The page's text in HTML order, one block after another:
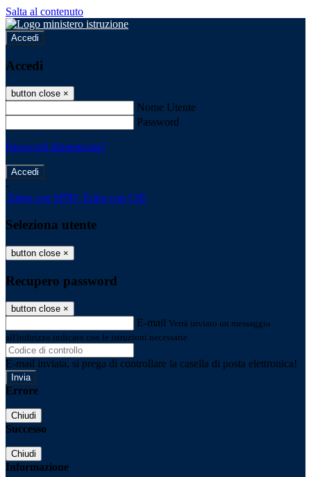
Salta al contenuto
Accedi
Accedi
button close ×
Nome Utente
Password
Password dimenticata?
-
Entra con SPID Entra con CIE
Seleziona utente
button close ×
Recupero password
button close ×
E-mail Verrà inviato un messaggio
all'indirizzo indicato con le istruzioni necessarie.
E-mail inviata, si prega di controllare la casella di posta elettronica!
Errore
Chiudi
Successo
Chiudi
Informazione